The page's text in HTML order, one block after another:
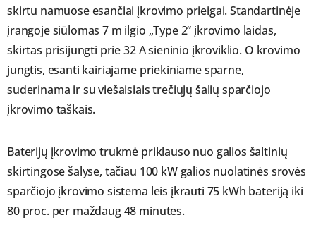
skirtu namuose esančiai įkrovimo prieigai. Standartinėje
įrangoje siūlomas 7 m ilgio „Type 2“ įkrovimo laidas,
skirtas prisijungti prie 32 A sieninio įkroviklio. O krovimo
jungtis, esanti kairiajame priekiniame sparne,
suderinama ir su viešaisiais trečiųjų šalių sparčiojo
įkrovimo taškais.
Baterijų įkrovimo trukmė priklauso nuo galios šaltinių
skirtingose šalyse, tačiau 100 kW galios nuolatinės srovės
sparčiojo įkrovimo sistema leis įkrauti 75 kWh bateriją iki
80 proc. per maždaug 48 minutes.